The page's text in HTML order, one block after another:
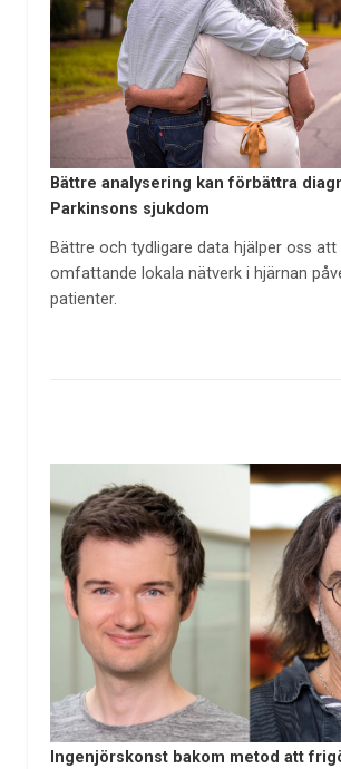
Bättre analysering kan förbättra
Parkinsons sjukdom
Bättre och tydligare data hjälper oss
omfattande lokala nätverk i hjärnan
patienter.
Ingenjörskonst bakom metod att